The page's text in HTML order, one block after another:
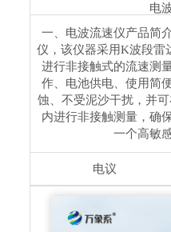
电
一、电波流速仪产品简
仪，该仪器采用K波段雷
进行非接触式的流速测
作、电池供电、使用简
蚀、不受泥沙干扰，并
内进行非接触测量，确
一个高敏
电议